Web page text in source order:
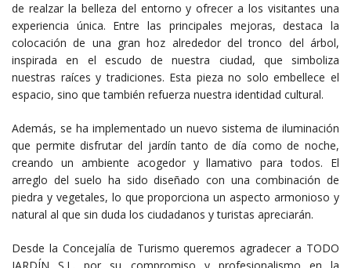
de realzar la belleza del entorno y ofrecer a los visitantes una
experiencia única. Entre las principales mejoras, destaca la
colocación de una gran hoz alrededor del tronco del árbol,
inspirada en el escudo de nuestra ciudad, que simboliza
nuestras raíces y tradiciones. Esta pieza no solo embellece el
espacio, sino que también refuerza nuestra identidad cultural.
Además, se ha implementado un nuevo sistema de iluminación
que permite disfrutar del jardín tanto de día como de noche,
creando un ambiente acogedor y llamativo para todos. El
arreglo del suelo ha sido diseñado con una combinación de
piedra y vegetales, lo que proporciona un aspecto armonioso y
natural al que sin duda los ciudadanos y turistas apreciarán.
Desde la Concejalía de Turismo queremos agradecer a TODO